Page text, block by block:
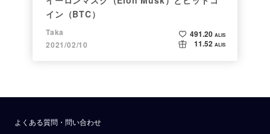
イン（BTC）
Taka
2021/02/10
491.20 ALIS
11.52 ALIS
よくある質問・問い合わせ